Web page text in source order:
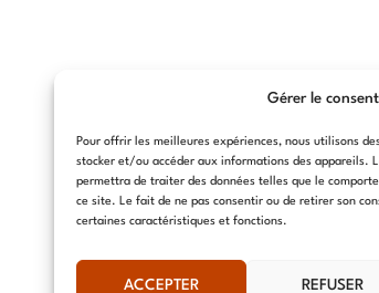
Gérer le
Pour offrir les meilleures expériences, nous utilisons
stocker et/ou accéder aux informations des appareils.
permettra de traiter des données telles que le
ce site. Le fait de ne pas consentir ou de retirer son
certaines caractéristiques et fonctions.
ACCEPTER REFUSER